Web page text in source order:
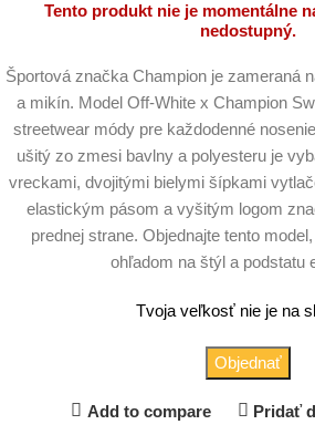
Tento produkt nie je momentálne
nedostupný.
Športová značka Champion je zameraná
a mikín. Model Off-White x Champion
streetwear módy pre každodenné
ušitý zo zmesi bavlny a polyesteru je
vreckami, dvojitými bielymi šípkami
elastickým pásom a vyšitým logom
prednej strane. Objednajte tento
ohľadom na štýl a podstatu
Tvoja veľkosť nie je na
Objednať
Add to compare Pridať